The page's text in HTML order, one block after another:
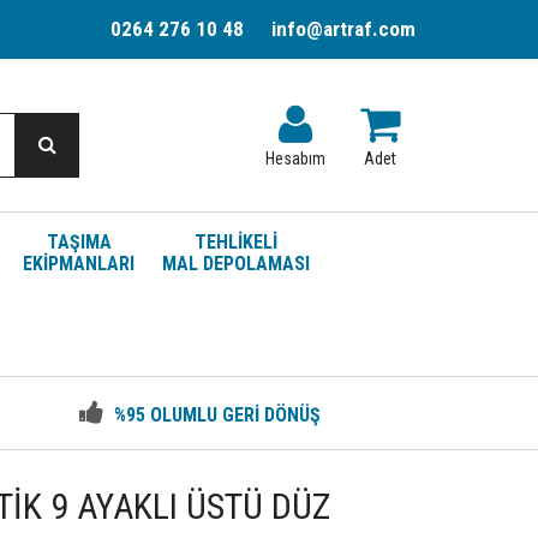
0264 276 10 48 info@artraf.com
Hesabım Adet
TAŞIMA
EKİPMANLARI
TEHLİKELİ
MAL DEPOLAMASI
%95 OLUMLU GERİ DÖNÜŞ
9 AYAKLI ÜSTÜ DÜZ